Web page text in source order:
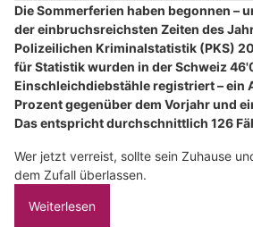
Die Sommerferien haben begonnen –
der einbruchsreichsten Zeiten des
Polizeilichen Kriminalstatistik (PKS)
für Statistik wurden in der Schweiz
Einschleichdiebstähle registriert – ein
Prozent gegenüber dem Vorjahr und
Das entspricht durchschnittlich 126
Wer jetzt verreist, sollte sein Zuhause
dem Zufall überlassen.
Weiterlesen